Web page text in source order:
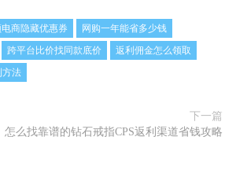
商隐藏优惠券
网购一年能省多少钱
跨平台比价找同款底价
返利佣金怎么领取
方法
下一篇
怎么找靠谱的钻石戒指CPS返利渠道省钱攻略